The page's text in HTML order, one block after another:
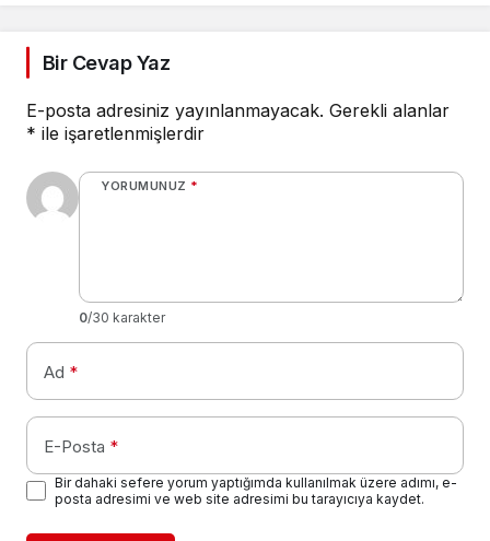
Bir Cevap Yaz
E-posta adresiniz yayınlanmayacak. Gerekli alanlar
* ile işaretlenmişlerdir
YORUMUNUZ *
0/30 karakter
Ad *
E-Posta *
Bir dahaki sefere yorum yaptığımda kullanılmak üzere adımı, e-
posta adresimi ve web site adresimi bu tarayıcıya kaydet.